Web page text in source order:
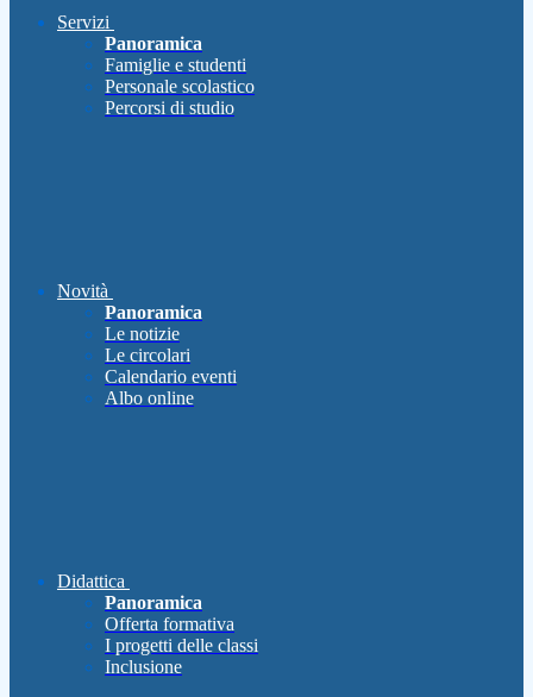
Servizi
Panoramica
Famiglie e studenti
Personale scolastico
Percorsi di studio
Novità
Panoramica
Le notizie
Le circolari
Calendario eventi
Albo online
Didattica
Panoramica
Offerta formativa
I progetti delle classi
Inclusione